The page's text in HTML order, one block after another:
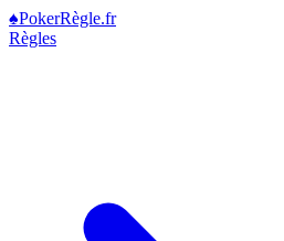
♠PokerRègle.fr
Règles